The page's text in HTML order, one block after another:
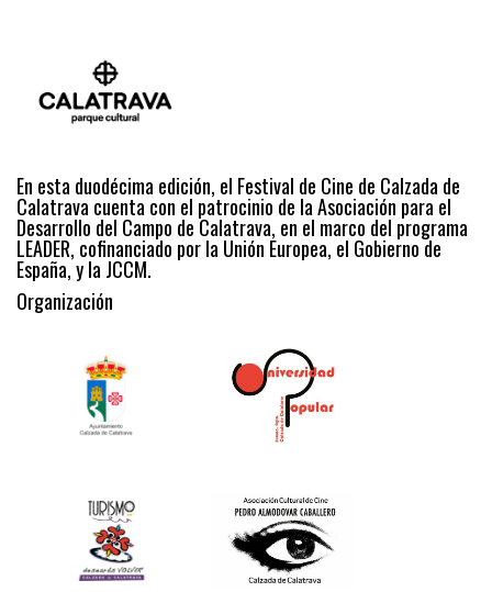
En esta duodécima edición, el Festival de Cine de Calzada de
Calatrava cuenta con el patrocinio de la Asociación para el
Desarrollo del Campo de Calatrava, en el marco del programa
LEADER, cofinanciado por la Unión Europea, el Gobierno de
España, y la JCCM.
Organización